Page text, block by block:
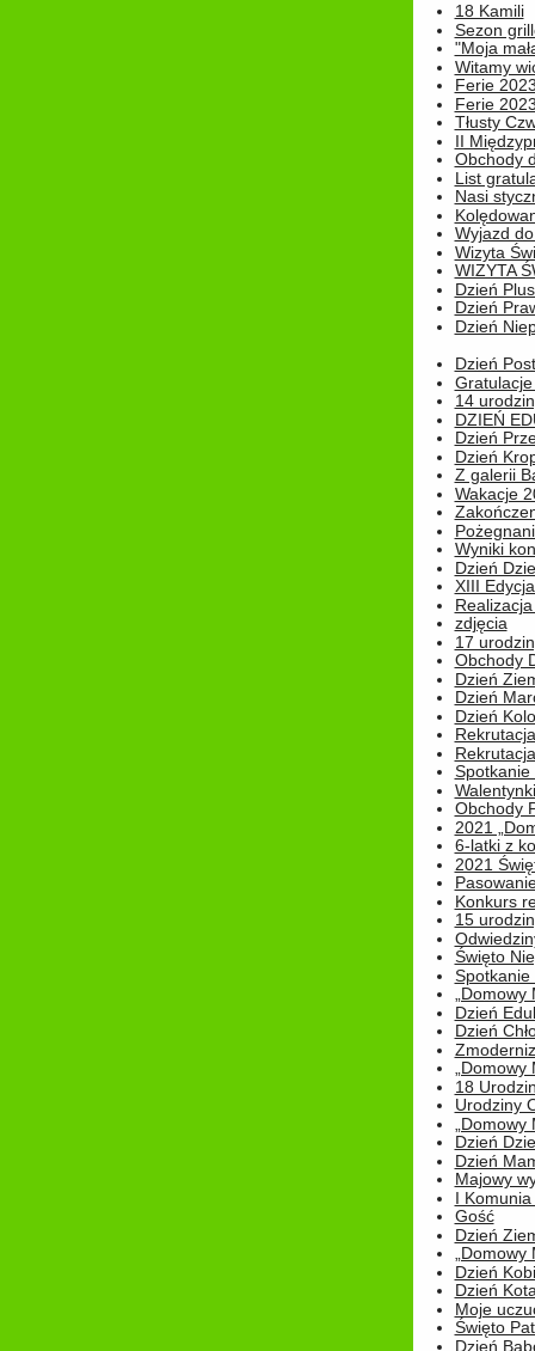
18 Kamili
Sezon
"Moja
Witamy
Ferie
Ferie
Tłusty
II
Obchody
List
Nasi
Wyjazd
Wizyta
WIZYTA
Dzień
Dzień
Dzień
Dzień
14
DZIEŃ
Dzień
Dzień
Z galerii
Wakacje
Wyniki
Dzień
XIII
zdjęcia
17
Obchody
Dzień
Dzień
Dzień
Rekrutacja
Spotkanie
Obchody
2021
6-latki z
2021
Konkurs
15
Święto
Spotkanie
Dzień
Dzień
18
Urodziny
Dzień
Dzień
Majowy
I
Gość
Dzień
Dzień
Dzień
Moje
Święto
Dzień